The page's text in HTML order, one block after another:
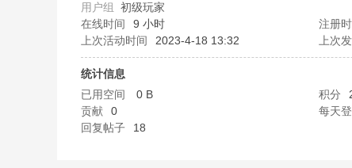
用户组 初级玩家
在线时间
9 小时 注册
上次活动时间
2023-4-18 13:32 上次
统计信息
已用空间
0 B 积分
贡献
0 每天
回复帖子
18